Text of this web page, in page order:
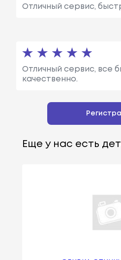
Отличный сервис,
Отличный сервис, все
качественно.
Еще у нас есть